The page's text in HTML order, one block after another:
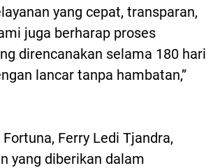
yang cepat, transparan,
juga berharap proses
direncanakan selama 180 hari
lancar tanpa hambatan,”
Ferry Ledi Tjandra,
yang diberikan dalam